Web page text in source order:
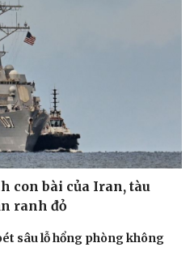
con bài của Iran, tàu
ranh đỏ
sâu lỗ hổng phòng không